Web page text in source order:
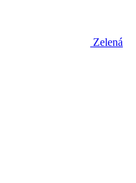
Zelená